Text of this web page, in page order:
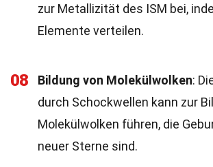
zur Metallizität des ISM bei,
Elemente verteilen.
08 Bildung von Molekülwolken:
durch Schockwellen kann zur
Molekülwolken führen, die
neuer Sterne sind.